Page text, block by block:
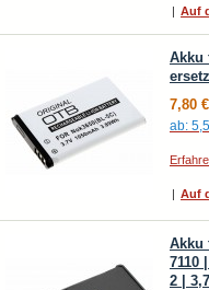
| Auf
Akku
7,80 €
ab:
| Auf
Akku
7110
2 |